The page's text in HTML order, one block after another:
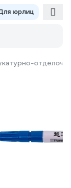
юрлиц